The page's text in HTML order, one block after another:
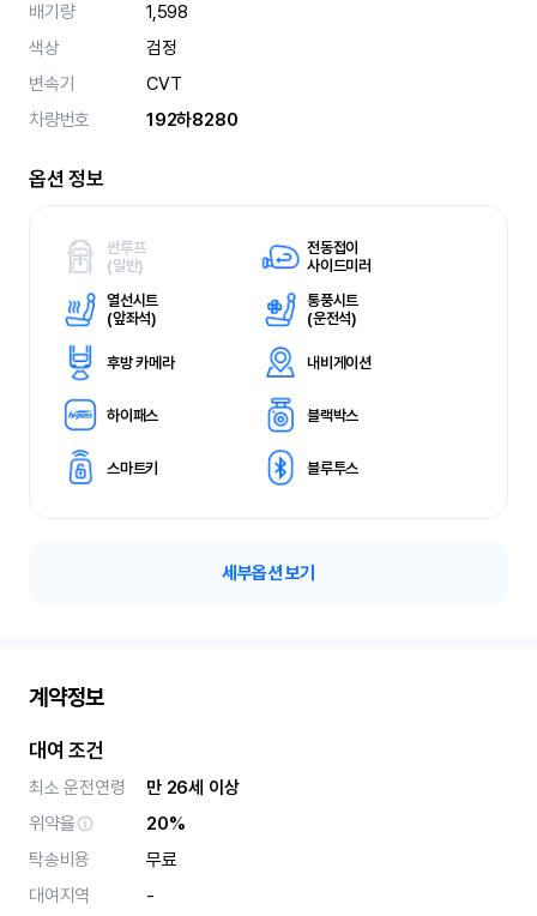
배기량
1,598
색상
검정
변속기
CVT
차량번호
192하8280
옵션 정보
썬루프
(일반)
전동접이
사이드미러
열선시트
(앞좌석)
통풍시트
(운전석)
후방 카메라 내비게이션
하이패스 블랙박스
스마트키 블루투스
세부옵션 보기
계약정보
대여 조건
최소 운전연령
만 26세 이상
위약율
20%
탁송비용
무료
대여지역
-